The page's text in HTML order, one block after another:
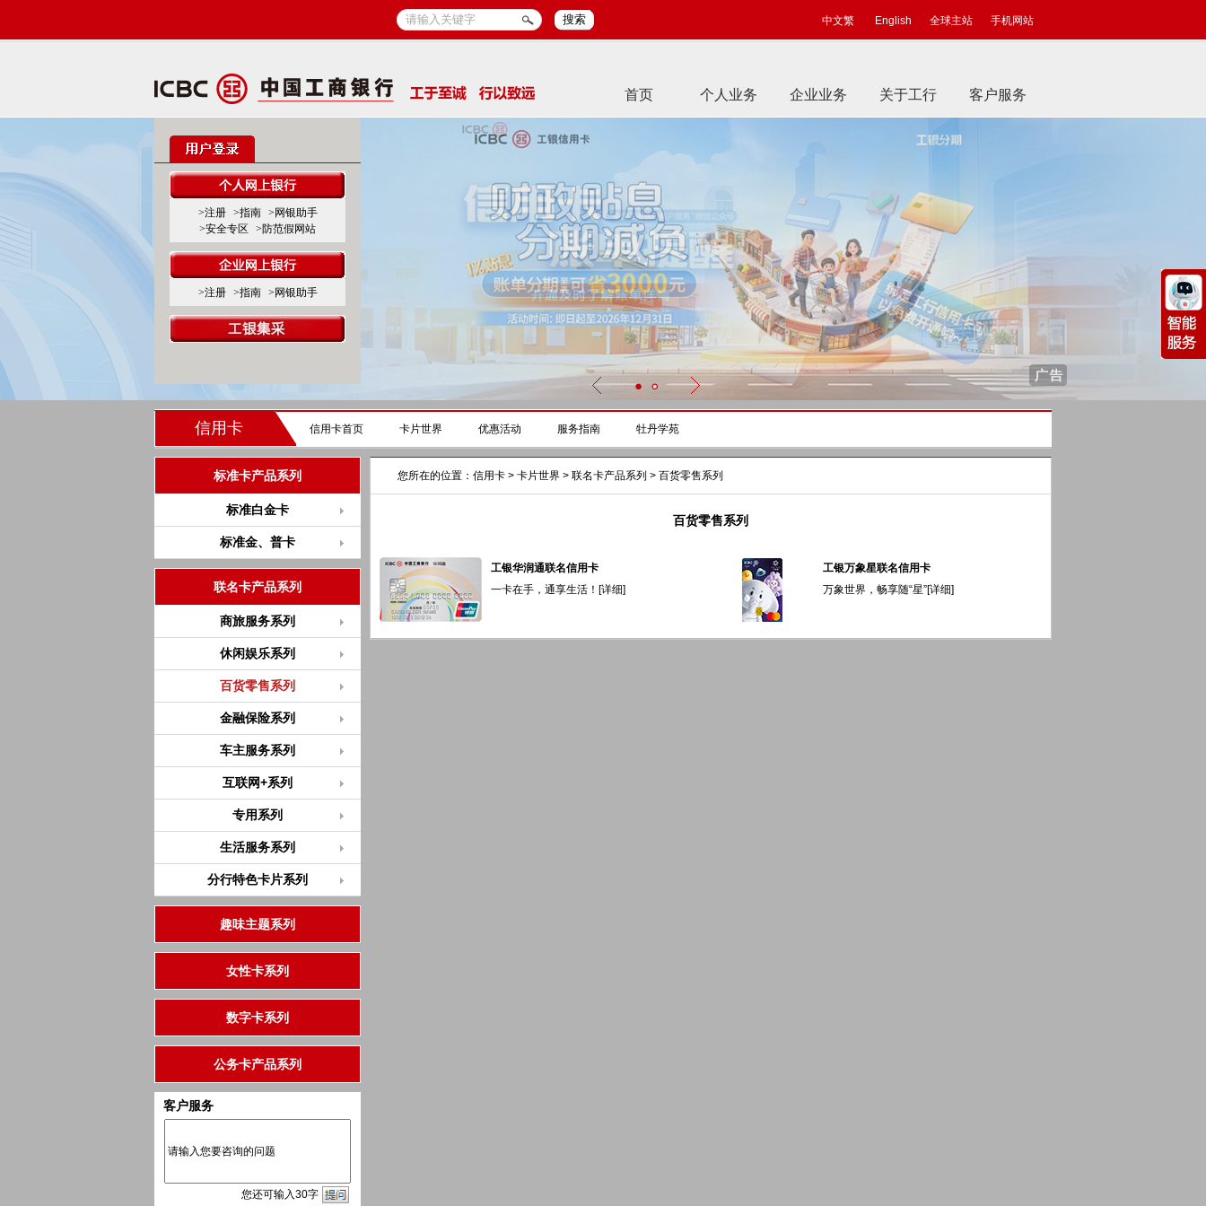
搜索 中文繁 English 全球主站 手机网站
首页 个人业务 企业业务 关于工行 客户服务
>注册 >指南
>网银助手
>安全专区
>防范假网站
>注册 >指南 >网银助手
信用卡 信用卡首页 卡片世界 优惠活动 服务指南 牡丹学苑
标准卡产品系列
标准白金卡
标准金、普卡
联名卡产品系列
商旅服务系列
休闲娱乐系列
百货零售系列
金融保险系列
车主服务系列
互联网+系列
专用系列
生活服务系列
分行特色卡片系列
趣味主题系列
女性卡系列
数字卡系列
公务卡产品系列
客户服务
您还可输入30字
您所在的位置： 信用卡 > 卡片世界 > 联名卡产品系列 > 百货零售系列
百货零售系列
工银华润通联名信用卡
一卡在手，通享生活！[详细]
工银万象星联名信用卡
万象世界，畅享随“星”[详细]